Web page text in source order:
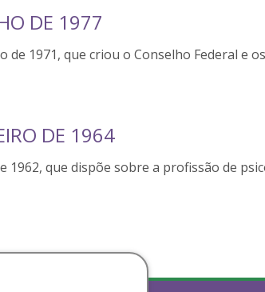
DE 1977
de 1971, que criou o Conselho Federal e
DE 1964
1962, que dispõe sobre a profissão de